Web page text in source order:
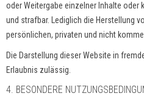
oder Weitergabe einzelner Inhalte
und strafbar. Lediglich die Herstellung
persönlichen, privaten und nicht
Die Darstellung dieser Website in
Erlaubnis zulässig.
4. BESONDERE